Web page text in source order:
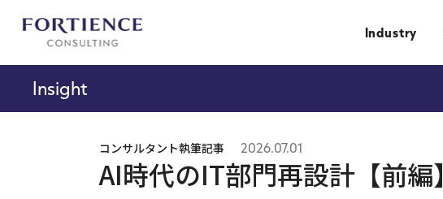
Industry
Insight
AI時代のIT部門再設計【前編】
コンサルタント執筆記事
2026.07.01